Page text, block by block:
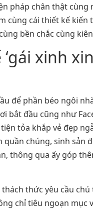
chân thật cùng
cái thiết kế
bền chắc cùng
xinh
để phần béo ngôi
bắt đầu cũng như
tỏa khắp vẻ đẹp
chúng, sinh sản
thông qua ấy góp
thức yêu cầu chú
chỉ tiêu ngoạn